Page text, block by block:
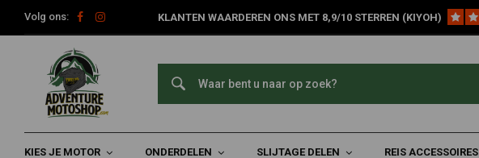
Volg ons: KLANTEN WAARDEREN ONS MET 8,9/10 STERREN (KIYOH)
KIES JE MOTOR ONDERDELEN SLIJTAGE DELEN REIS ACCESSOIRES
Home Slijtage Delen Banden Sport-/straatbanden 18 inch Sport-/Straatbanden
DUNLOP
150/70 | B18 Trailmax Mission
0/5 (0 reviews)